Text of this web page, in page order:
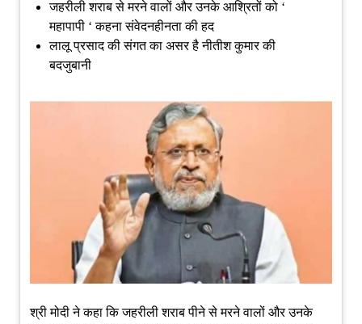
जहरीली शराब से मरने वालों और उनके आश्रितों को ‘
महापापी ‘ कहना संवेदनहीनता की हद
लालू प्रसाद की संगत का असर है नीतीश कुमार की
बदजुबानी
श्री मोदी ने कहा कि जहरीली शराब पीने से मरने वालों और उनके